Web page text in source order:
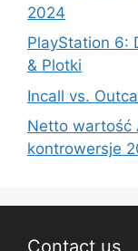
2024
PlayStation 6:
& Plotki
Incall vs.
Netto wartość
kontrowersje